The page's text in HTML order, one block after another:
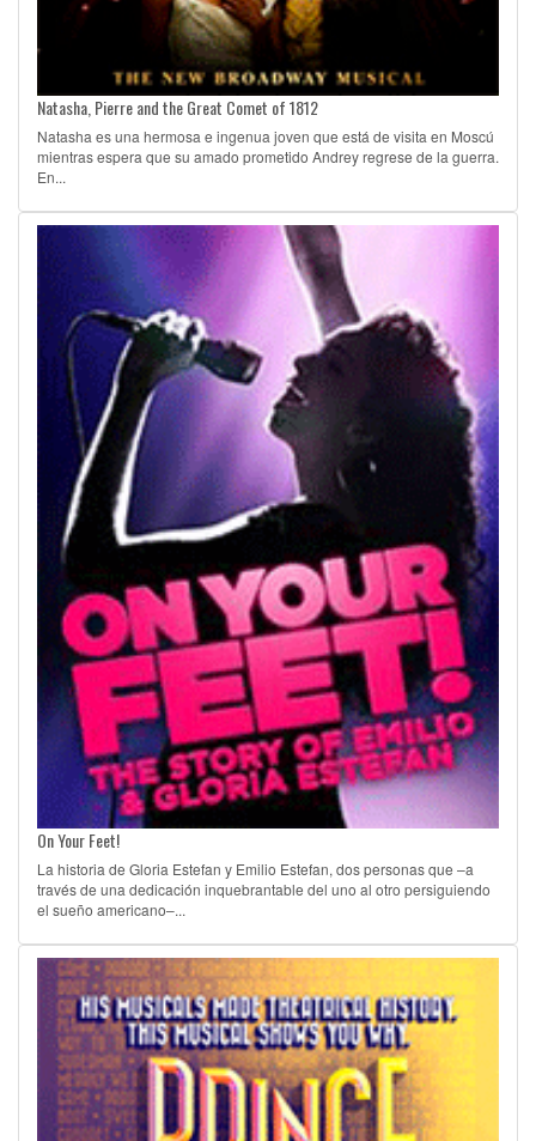
Natasha, Pierre and the Great Comet of 1812
Natasha es una hermosa e ingenua joven que está de visita en Moscú
mientras espera que su amado prometido Andrey regrese de la guerra.
En...
On Your Feet!
La historia de Gloria Estefan y Emilio Estefan, dos personas que –a
través de una dedicación inquebrantable del uno al otro persiguiendo
el sueño americano–...